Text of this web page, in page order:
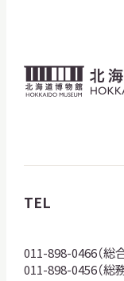
北
海
物
館
ゴ
TEL
011-898-0466（総
011-898-0456（総